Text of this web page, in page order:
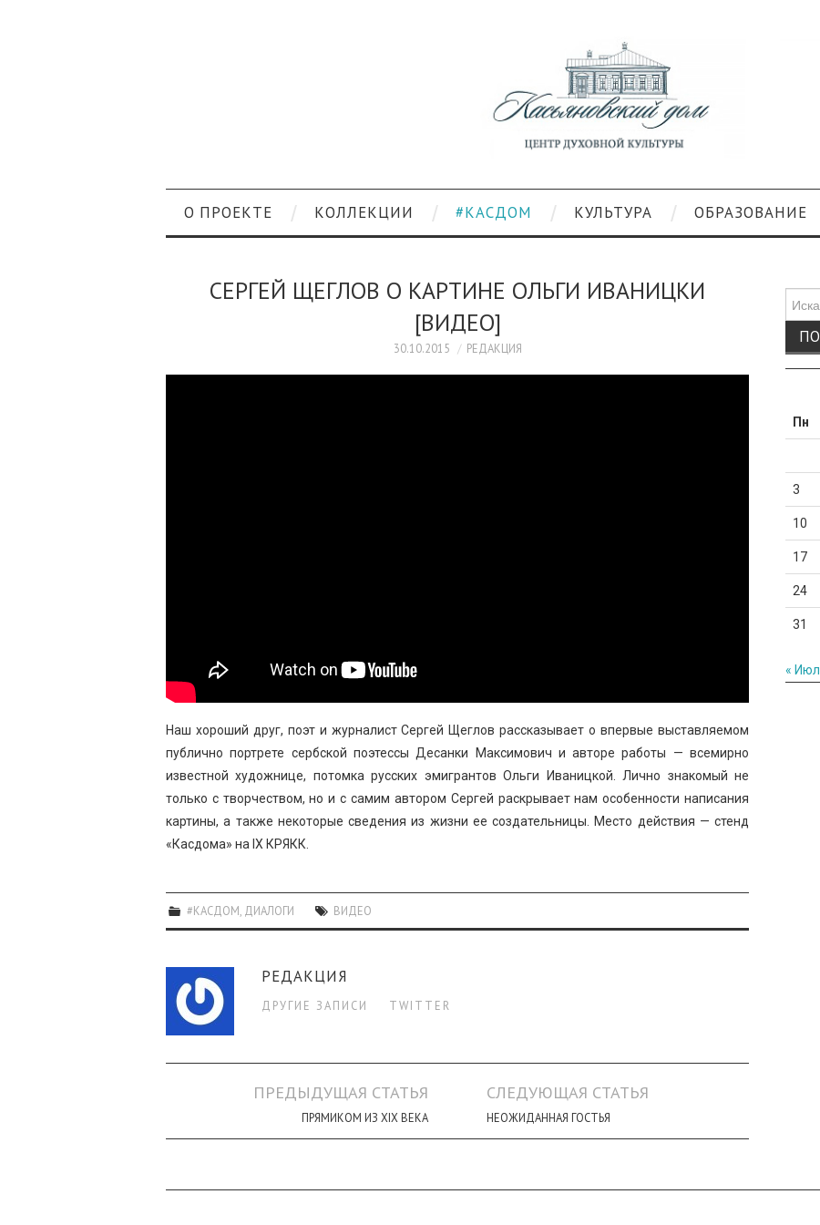
О ПРОЕКТЕ КОЛЛЕКЦИИ #КАСДОМ КУЛЬТУРА ОБРАЗОВАНИЕ
СЕРГЕЙ ЩЕГЛОВ О КАРТИНЕ ОЛЬГИ ИВАНИЦКИ
[ВИДЕО]
30.10.2015 РЕДАКЦИЯ
Наш хороший друг, поэт и журналист Сергей Щеглов рассказывает о впервые выставляемом
публично портрете сербской поэтессы Десанки Максимович и авторе работы — всемирно
известной художнице, потомка русских эмигрантов Ольги Иваницкой. Лично знакомый не
только с творчеством, но и с самим автором Сергей раскрывает нам особенности написания
картины, а также некоторые сведения из жизни ее создательницы. Место действия — стенд
«Касдома» на IX КРЯКК.
#КАСДОМ ДИАЛОГИ ВИДЕО
РЕДАКЦИЯ
ДРУГИЕ ЗАПИСИ TWITTER
Навигация
записи
ПРЕДЫДУЩАЯ СТАТЬЯ
ПРЯМИКОМ ИЗ XIX ВЕКА
СЛЕДУЮЩАЯ СТАТЬЯ
НЕОЖИДАННАЯ ГОСТЬЯ
для:
Пн
3
10
17
24
31
« Июл